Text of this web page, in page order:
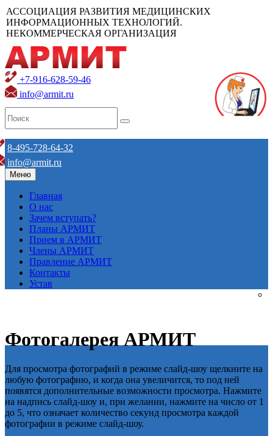
АССОЦИАЦИЯ РАЗВИТИЯ МЕДИЦИНСКИХ
ИНФОРМАЦИОННЫХ ТЕХНОЛОГИЙ.
НЕКОММЕРЧЕСКАЯ ОРГАНИЗАЦИЯ
+7-916-628-59-46
info@armit.ru
8-495-728-64-32
info@armit.ru
Меню
Главная
О нас
Зачем вступать?
Планы АРМИТ
Прием в АРМИТ
Члены АРМИТ
Правление АРМИТ
Контакты
Устав
Фотогалерея АРМИТ
Для просмотра фотографий в режиме слайд-шоу щелкните на
любую фотографию, и когда она увеличится, то под ней
появятся дополнительные возможности просмотра. Нажмите
на надпись слайд-шоу и, при желании, нажмите на число от 1
до 5, что означает количество секунд просмотра каждой
фотографии в режиме слайд-шоу.